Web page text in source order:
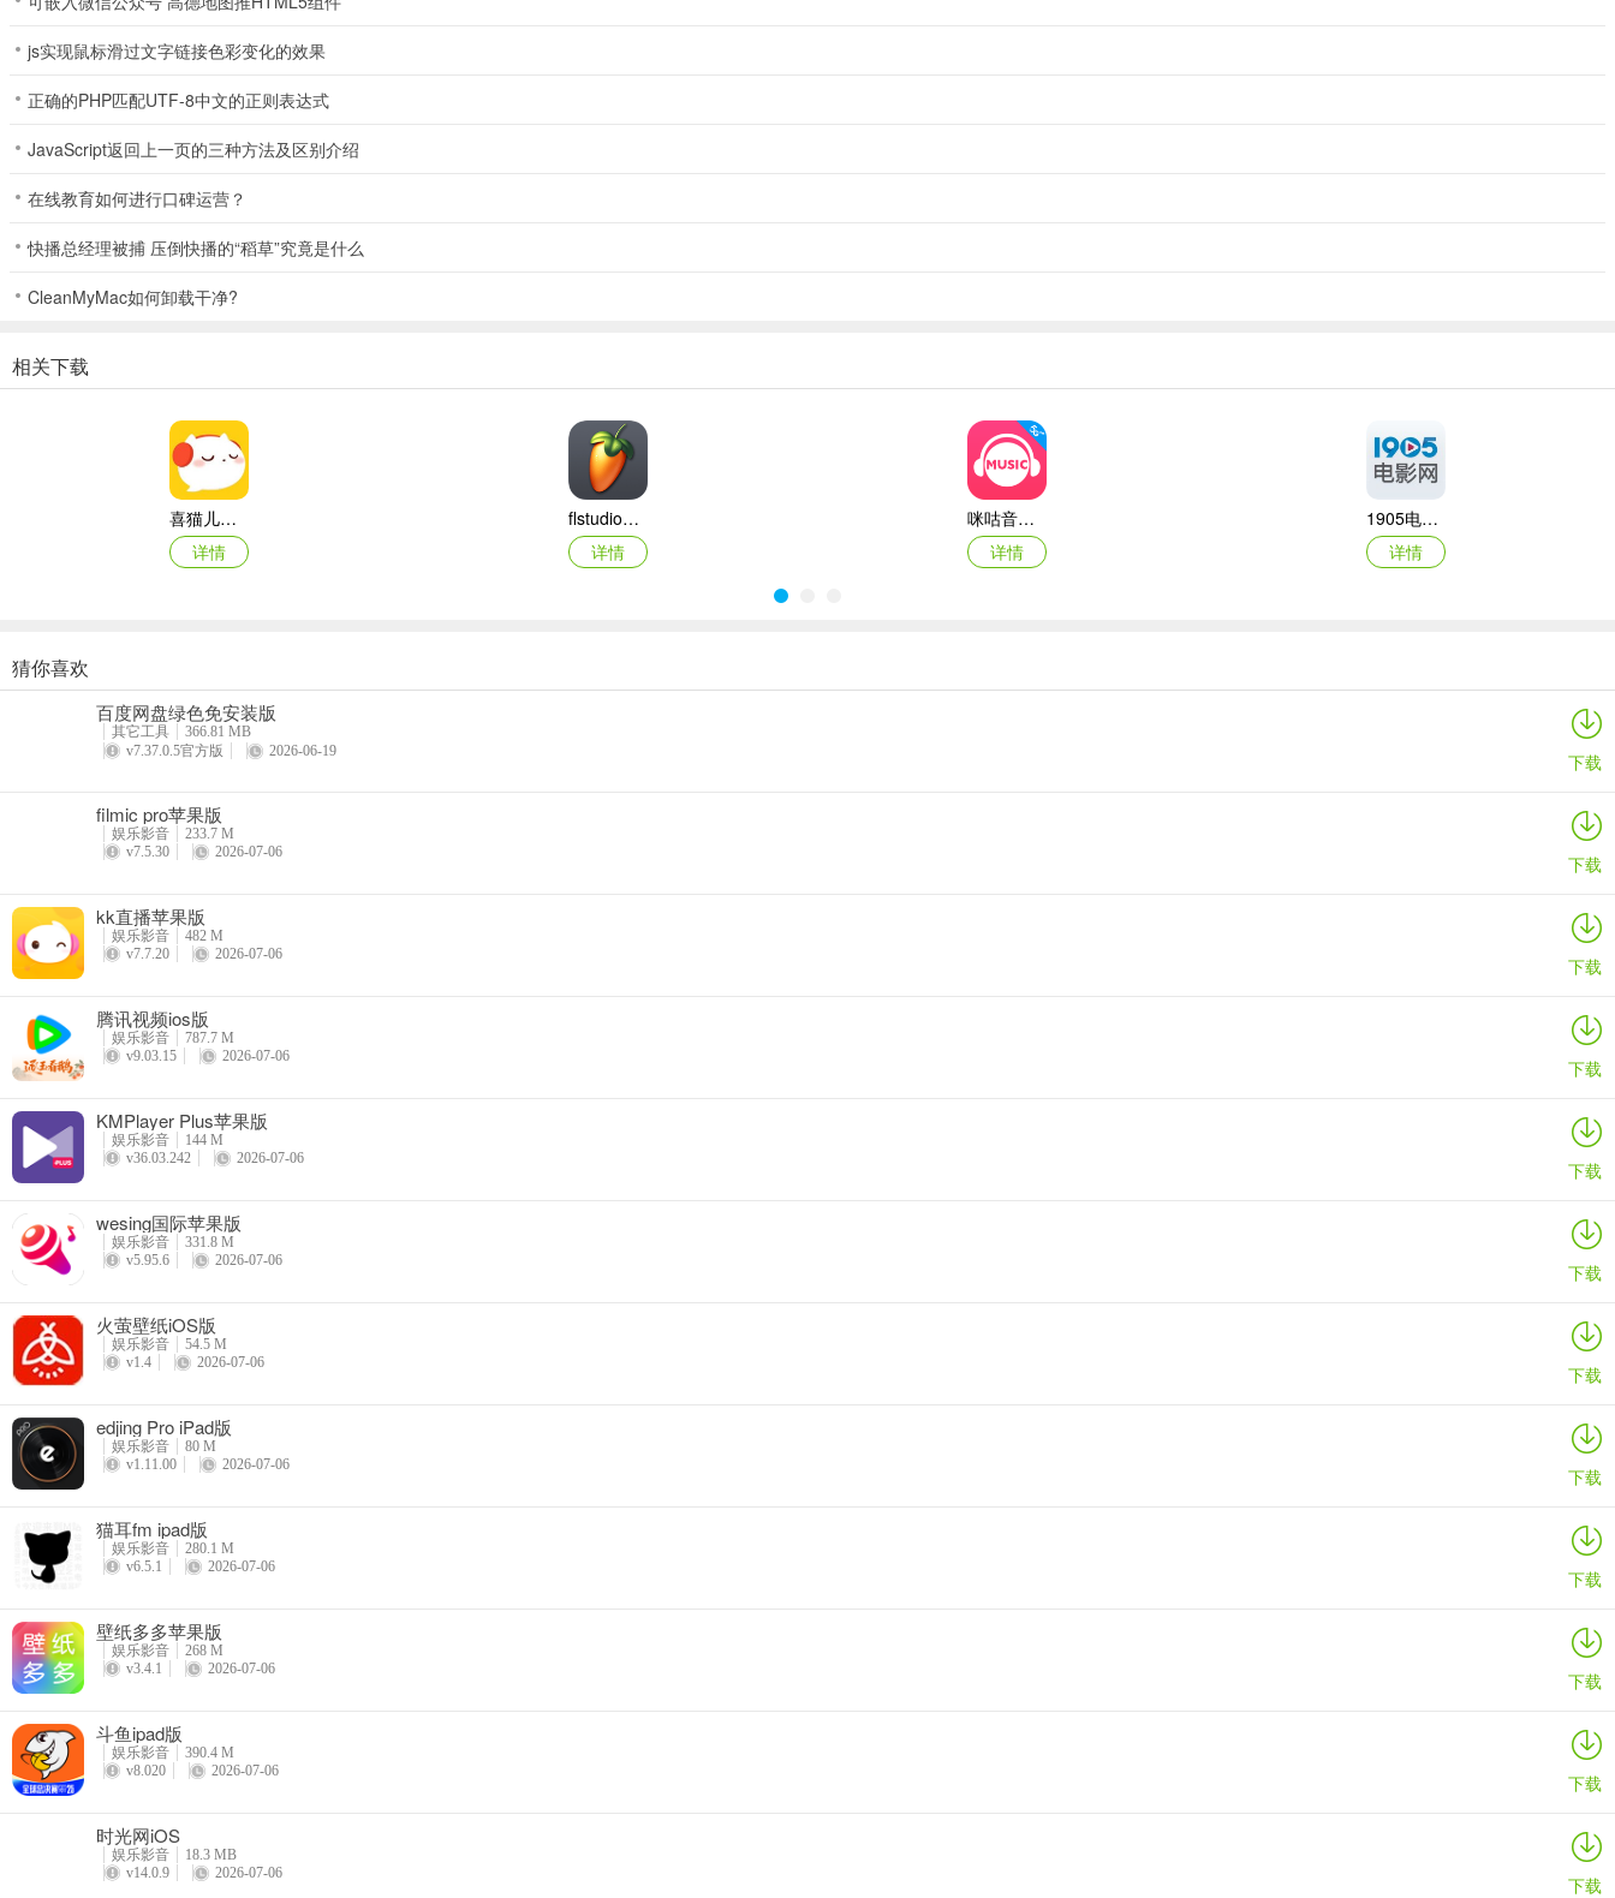
js实现鼠标滑过文字链接色彩变化的效果
正确的PHP匹配UTF-8中文的正则表达式
JavaScript返回上一页的三种方法及区别介绍
在线教育如何进行口碑运营？
快播总经理被捕 压倒快播的“稻草”究竟是什么
CleanMyMac如何卸载干净?
相关下载
喜猫儿故事app
详情
flstudio苹果手机版
详情
咪咕音乐ipad版
详情
1905电影网iOS版
详情
土豆视频ipad版
详情
抖音火山版ipad版
次元壁纸苹果版
抖音苹果手机版
猜你喜欢
百度网盘绿色免安装版
其它工具
366.81 MB
v7.37.0.5官方版
2026-06-19 下载
filmic pro苹果版
娱乐影音
233.7 M
v7.5.30
2026-07-06 下载
kk直播苹果版
娱乐影音
482 M
v7.7.20
2026-07-06 下载
腾讯视频ios版
娱乐影音
787.7 M
v9.03.15
2026-07-06 下载
KMPlayer Plus苹果版
娱乐影音
144 M
v36.03.242
2026-07-06 下载
wesing国际苹果版
娱乐影音
331.8 M
v5.95.6
2026-07-06 下载
火萤壁纸iOS版
娱乐影音
54.5 M
v1.4
2026-07-06 下载
edjing Pro iPad版
娱乐影音
80 M
v1.11.00
2026-07-06 下载
猫耳fm ipad版
娱乐影音
280.1 M
v6.5.1
2026-07-06 下载
壁纸多多苹果版
娱乐影音
268 M
v3.4.1
2026-07-06 下载
斗鱼ipad版
娱乐影音
390.4 M
v8.020
2026-07-06 下载
时光网iOS
娱乐影音
18.3 MB
v14.0.9
2026-07-06 下载